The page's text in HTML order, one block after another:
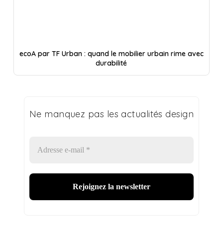
ecoA par TF Urban : quand le mobilier urbain rime avec
durabilité
Ne manquez pas les actualités design